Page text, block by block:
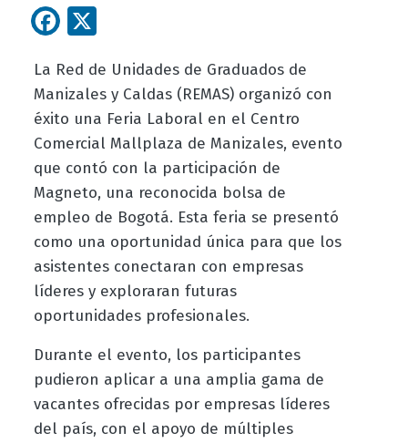
Facebook
La Red de Unidades de Graduados de
Manizales y Caldas (REMAS) organizó con
éxito una Feria Laboral en el Centro
Comercial Mallplaza de Manizales, evento
que contó con la participación de
Magneto, una reconocida bolsa de
empleo de Bogotá. Esta feria se presentó
como una oportunidad única para que los
asistentes conectaran con empresas
líderes y exploraran futuras
oportunidades profesionales.
Durante el evento, los participantes
pudieron aplicar a una amplia gama de
vacantes ofrecidas por empresas líderes
del país, con el apoyo de múltiples